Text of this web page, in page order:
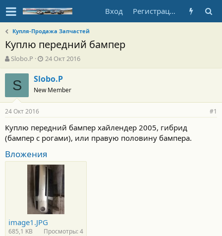
Вход Регистрация
Купля-Продажа Запчастей
Куплю передний бампер
А
в
т
о
т
е
м
ы
Slobo.P
Д
а
т
а
н
а
а
л
а
24 Окт 2016
S Slobo.P
New Member
24 Окт 2016 #1
Куплю передний бампер хайлендер 2005, гибрид
(бампер с рогами), или правую половину бампера.
Вложения
image1.JPG
685,1 KB Просмотры: 4